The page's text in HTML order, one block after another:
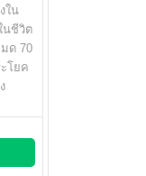
ใน
นชีวิต
ด 70
โยค